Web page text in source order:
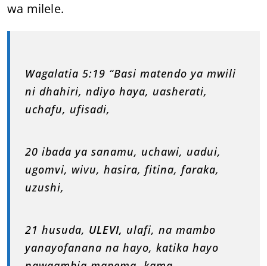
wa milele.
Wagalatia 5:19 “Basi matendo ya mwili
ni dhahiri, ndiyo haya, uasherati,
uchafu, ufisadi,
20 ibada ya sanamu, uchawi, uadui,
ugomvi, wivu, hasira, fitina, faraka,
uzushi,
21 husuda, ULEVI, ulafi, na mambo
yanayofanana na hayo, katika hayo